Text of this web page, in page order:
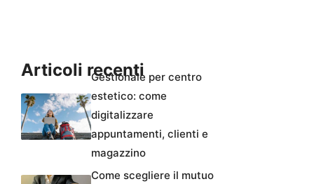
Articoli recentiGestionale per centro
estetico: come
digitalizzare
appuntamenti, clienti e
magazzino
Come scegliere il mutuo